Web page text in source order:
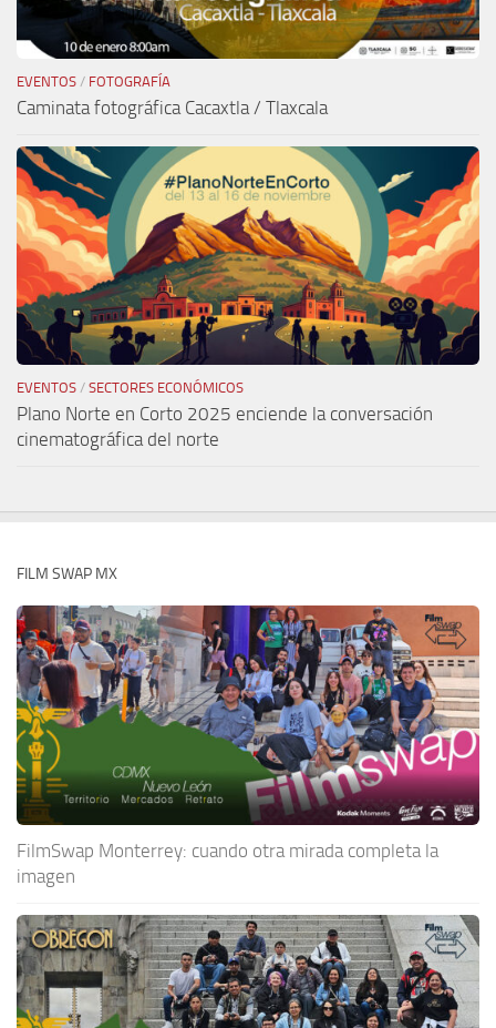
EVENTOS / FOTOGRAFÍA
Caminata fotográfica Cacaxtla / Tlaxcala
EVENTOS / SECTORES ECONÓMICOS
Plano Norte en Corto 2025 enciende la conversación
cinematográfica del norte
FILM SWAP MX
FilmSwap Monterrey: cuando otra mirada completa la
imagen